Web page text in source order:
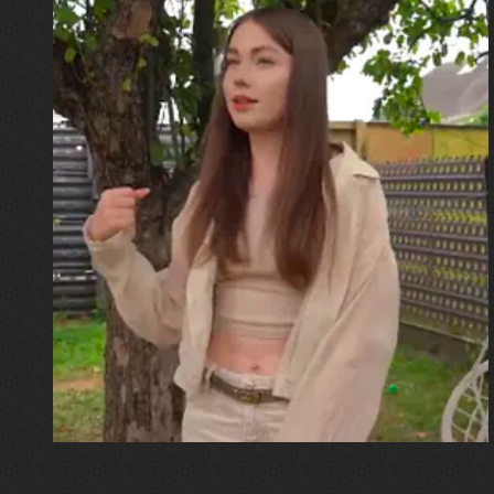
30.07.2026
Калина, Дарина та Віра Папроцькі
"Хвиля була, як від моря,
прозора і велика… Я ледве
встигла схопити племінницю"